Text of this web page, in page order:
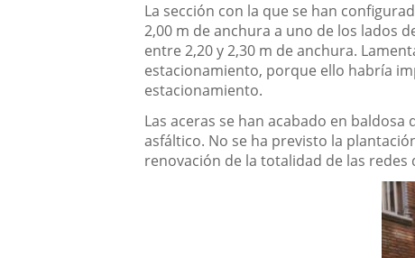
La sección con la que se han
2,00 m de anchura a uno de los lados
entre 2,20 y 2,30 m de anchura.
estacionamiento, porque ello habría
estacionamiento.
Las aceras se han acabado en
asfáltico. No se ha previsto la
renovación de la totalidad de las